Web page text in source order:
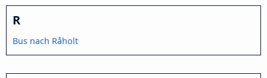
R
Bus nach Råholt